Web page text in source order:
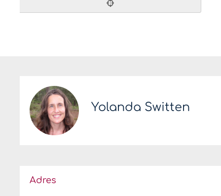
Yolanda Switten
Adres